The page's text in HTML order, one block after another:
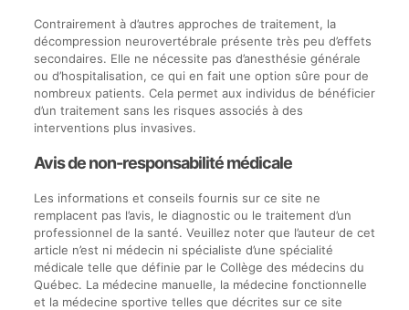
Contrairement à d’autres approches de traitement, la
décompression neurovertébrale présente très peu d’effets
secondaires. Elle ne nécessite pas d’anesthésie générale
ou d’hospitalisation, ce qui en fait une option sûre pour de
nombreux patients. Cela permet aux individus de bénéficier
d’un traitement sans les risques associés à des
interventions plus invasives.
Avis de non-responsabilité médicale
Les informations et conseils fournis sur ce site ne
remplacent pas l’avis, le diagnostic ou le traitement d’un
professionnel de la santé. Veuillez noter que l’auteur de cet
article n’est ni médecin ni spécialiste d’une spécialité
médicale telle que définie par le Collège des médecins du
Québec. La médecine manuelle, la médecine fonctionnelle
et la médecine sportive telles que décrites sur ce site